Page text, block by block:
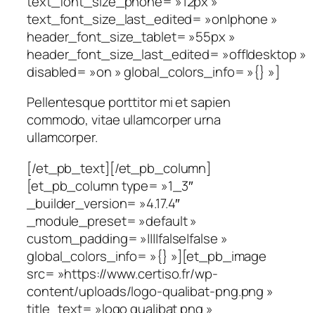
text_font_size_last_edited= »on|phone »
header_font_size_tablet= »55px »
header_font_size_last_edited= »off|desktop »
disabled= »on » global_colors_info= »{} »]
Pellentesque porttitor mi et sapien
commodo, vitae ullamcorper urna
ullamcorper.
[/et_pb_text][/et_pb_column]
[et_pb_column type= »1_3″
_builder_version= »4.17.4″
_module_preset= »default »
custom_padding= »||||false|false »
global_colors_info= »{} »][et_pb_image
src= »https://www.certiso.fr/wp-
content/uploads/logo-qualibat-png.png »
title_text= »logo qualibat png »